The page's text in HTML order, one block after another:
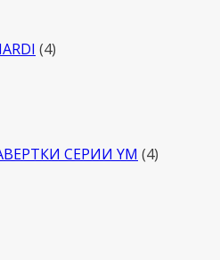
4товара
СЕРИИ YM 4